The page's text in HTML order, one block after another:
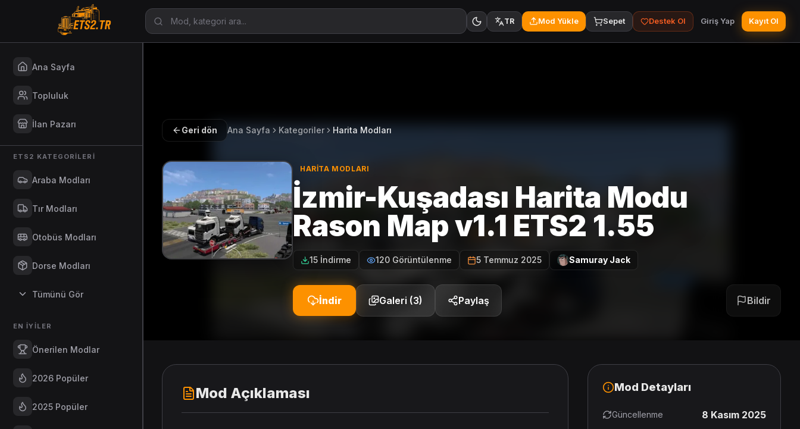
TR Mod Yükle Sepet Destek Ol Giriş Yap Kayıt Ol
Ana Sayfa
Topluluk
İlan Pazarı
ETS2 KATEGORILERI
Araba Modları
Tır Modları
Otobüs Modları
Dorse Modları
Tümünü Gör
EN İYILER
Önerilen Modlar
2026 Popüler
2025 Popüler
Geri dön Ana Sayfa Kategoriler Harita Modları
HARITA MODLARI
İzmir-Kuşadası Harita Modu
Rason Map v1.1 ETS2 1.55
15 İndirme 120 Görüntülenme 5 Temmuz 2025 Samuray Jack
İndir Galeri (3) Paylaş Bildir
Mod Açıklaması Mod Detayları
Güncellenme 8 Kasım 2025